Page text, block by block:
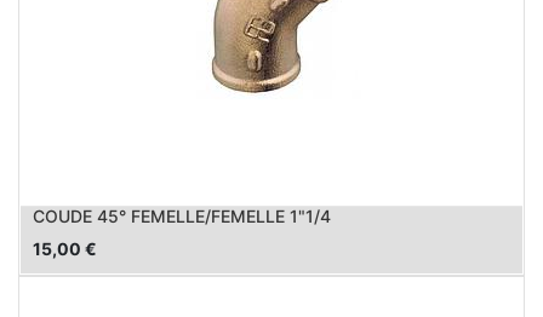
COUDE 45° FEMELLE/FEMELLE 1"1/4
15,00 €